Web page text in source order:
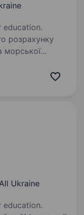
education.
розрахунку
морської
Ukraine
education.